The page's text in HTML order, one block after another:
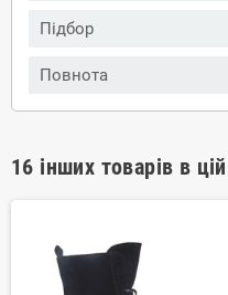
Підбор
Повнота
16 інших товарів в цій